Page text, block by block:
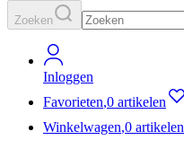
Zoeken
Inloggen
Favorieten,0 artikelen
Winkelwagen,0 artikelen